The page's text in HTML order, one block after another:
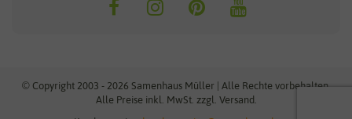
Maissamen
Küpper
© Copyright 2003 - 2026 Samenhaus Müller | Alle Rechte vorbehalten.
Alle Preise inkl. MwSt. zzgl. Versand.